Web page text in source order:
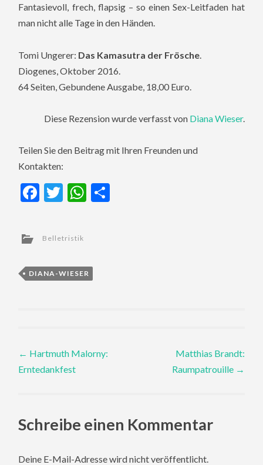
Fantasievoll, frech, flapsig – so einen Sex-Leitfaden hat
man nicht alle Tage in den Händen.
Tomi Ungerer: Das Kamasutra der Frösche
Diogenes, Oktober 2016.
64 Seiten, Gebundene Ausgabe, 18,00 Euro.
Diese Rezension wurde verfasst von Diana Wieser.
Teilen Sie den Beitrag mit Ihren Freunden und
Kontakten:
Facebook
TwitterWhatsApp
Belletristik
DIANA-WIESER
Post
← Hartmuth Malorny:
Erntedankfest
Matthias Brandt:
Raumpatrouille →
Schreibe einen Kommentar
Deine E-Mail-Adresse wird nicht veröffentlicht.